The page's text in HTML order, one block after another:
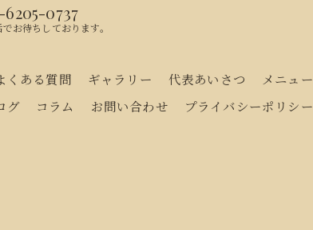
0737
お待ちしております。
くある質問 ギャラリー 代表あいさつ メニュー
グ コラム お問い合わせ プライバシーポリシー